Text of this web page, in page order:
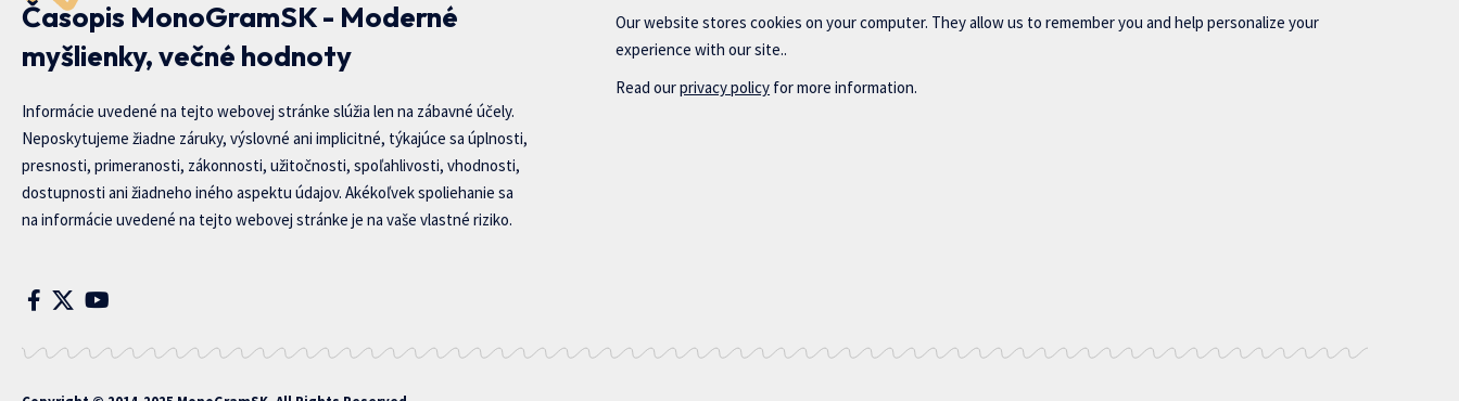
Časopis MonoGramSK - Moderné
myšlienky, večné hodnoty
Informácie uvedené na tejto webovej stránke slúžia len na zábavné účely.
Neposkytujeme žiadne záruky, výslovné ani implicitné, týkajúce sa úplnosti,
presnosti, primeranosti, zákonnosti, užitočnosti, spoľahlivosti, vhodnosti,
dostupnosti ani žiadneho iného aspektu údajov. Akékoľvek spoliehanie sa
na informácie uvedené na tejto webovej stránke je na vaše vlastné riziko.
Our website stores cookies on your computer. They allow us to remember you and help personalize your
experience with our site..
Read ourprivacy policy for more information.